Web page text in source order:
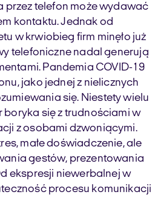
przez telefon może wydawać
kontaktu. Jednak od
w krwiobieg firm minęło już
telefoniczne nadal generują
Pandemia COVID-19
jako jednej z nielicznych
się. Niestety wielu
się z trudnościami w
z osobami dzwoniącymi.
małe doświadczenie, ale
gestów, prezentowania
ekspresji niewerbalnej w
procesu komunikacji